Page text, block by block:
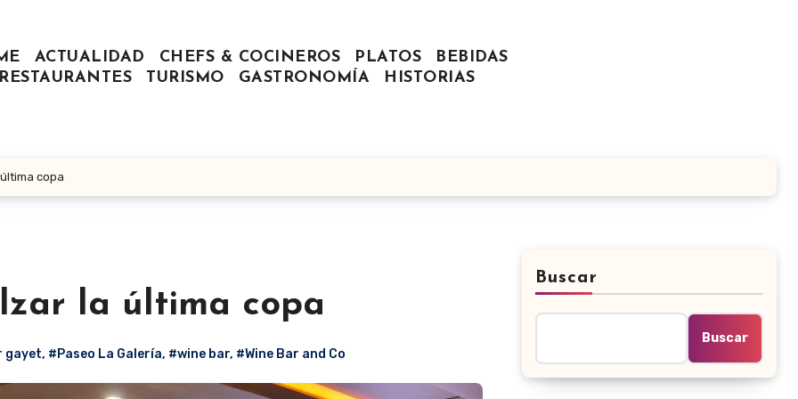
ACTUALIDAD CHEFS & COCINEROS PLATOS
BEBIDAS
RESTAURANTES
TURISMO GASTRONOMÍA HISTORIAS
copa
la última copa
gayet, #Paseo La Galería, #wine bar, #Wine Bar and Co
Buscar
Buscar